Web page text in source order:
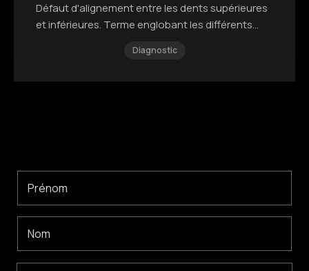
Défaut d'alignement entre les dents supérieures
et inférieures. Terme englobant les différents
Diagnostic